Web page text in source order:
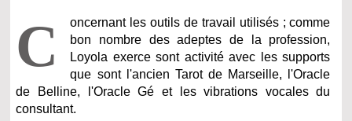
C
oncernant les outils de travail utilisés ; comme
bon nombre des adeptes de la profession,
Loyola exerce sont activité avec les supports
que sont l'ancien Tarot de Marseille, l'Oracle
de Belline, l'Oracle Gé et les vibrations vocales du
consultant.